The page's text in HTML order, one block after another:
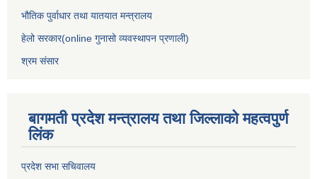
भौतिक पुर्वाधार तथा यातयात मन्त्रालय
हेलो सरकार(online गुनासो व्यवस्थापन प्रणाली)
श्रम संसार
बागमती प्रदेश मन्त्रालय तथा जिल्लाको महत्वपुर्ण
लिंक
प्रदेश सभा सचिवालय